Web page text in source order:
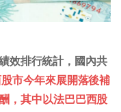
效排行統計，國內共
股市今年來展開落後補
，其中以法巴巴西股